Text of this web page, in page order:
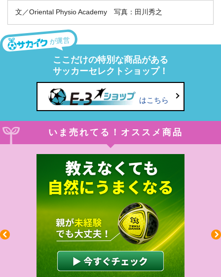
文／Oriental Physio Academy 写真：田川秀之
が運営
ここだけの特別な商品がある
サッカーセレクトショップ！
はこちら
いま売れてる！オススメ商品